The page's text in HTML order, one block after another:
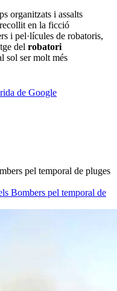
organitzats i assalts
en la ficció
i pel·lícules de robatoris,
del robatori
sol ser molt més
de Google
Bombers pel temporal de